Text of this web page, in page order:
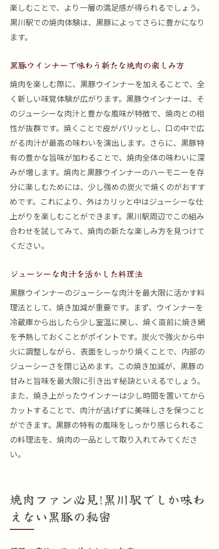
楽しむことで、より一層の満足感が得られるでしょう。
黒川駅での焼肉体験は、黒豚によってさらに豊かになり
ます。
黒豚ウインナーで味わう新たな焼肉の楽しみ方
焼肉を楽しむ際に、黒豚ウインナーを加えることで、全
く新しい味覚体験が広がります。黒豚ウインナーは、そ
のジューシーな肉汁と豊かな風味が特徴で、焼肉との相
性が抜群です。焼くことで皮がパリッとし、口の中で広
がる肉汁が最高の味わいを演出します。さらに、黒豚特
有の豊かな旨味が加わることで、焼肉全体の味わいに深
みが増します。焼肉と黒豚ウインナーのハーモニーを存
分に楽しむためには、少し強めの炭火で焼くのがおすす
めです。これにより、外はカリッと中はジューシーな仕
上がりを楽しむことができます。黒川駅周辺でこの組み
合わせを試してみて、焼肉の新たな楽しみ方を見つけて
ください。
ジューシーな肉汁を活かした料理法
黒豚ウインナーのジューシーな肉汁を最大限に活かす料
理法として、焼き加減が重要です。まず、ウインナーを
冷蔵庫から出したら少し室温に戻し、焼く直前に焼き網
を予熱しておくことがポイントです。炭火で強火から中
火に調整しながら、表面をしっかり焼くことで、内部の
ジューシーさを閉じ込めます。この焼き加減が、黒豚の
甘みと旨味を最大限に引き出す秘訣といえるでしょう。
また、焼き上がったウインナーは少し時間を置いてから
カットすることで、肉汁が逃げずに美味しさを保つこと
ができます。黒豚の特有の風味をしっかり感じられるこ
の料理法を、焼肉の一品として取り入れてみてくださ
い。
焼肉ファン必見!黒川駅でしか味わ
えない黒豚の秘密